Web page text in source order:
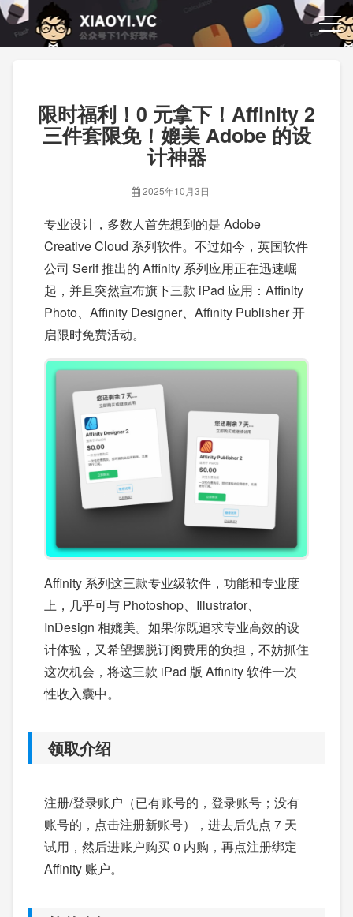
限时福利！0 元拿下！Affinity 2
三件套限免！媲美 Adobe 的设
计神器
2025年10月3日
专业设计，多数人首先想到的是 Adobe
Creative Cloud 系列软件。不过如今，英国软件
公司 Serif 推出的 Affinity 系列应用正在迅速崛
起，并且突然宣布旗下三款 iPad 应用：Affinity
Photo、Affinity Designer、Affinity Publisher 开
启限时免费活动。
Affinity 系列这三款专业级软件，功能和专业度
上，几乎可与 Photoshop、Illustrator、
InDesign 相媲美。如果你既追求专业高效的设
计体验，又希望摆脱订阅费用的负担，不妨抓住
这次机会，将这三款 iPad 版 Affinity 软件一次
性收入囊中。
领取介绍
注册/登录账户（已有账号的，登录账号；没有
账号的，点击注册新账号），进去后先点 7 天
试用，然后进账户购买 0 内购，再点注册绑定
Affinity 账户。